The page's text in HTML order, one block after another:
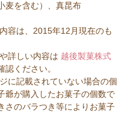
麦を含む）、真昆布
詳しい内容は 越後製菓株式
認ください。
爺が購入したお菓子の個数で
さのバラつき等によりお菓子